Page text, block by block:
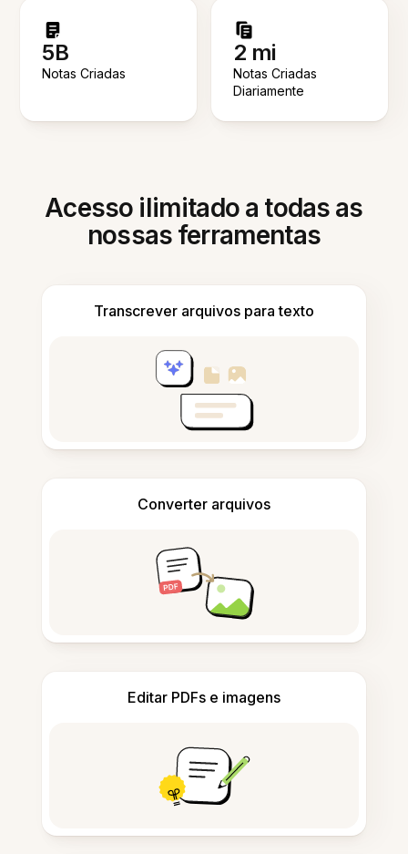
5B
Notas Criadas
2 mi
Notas Criadas
Diariamente
Acesso ilimitado a todas as
nossas ferramentas
Transcrever arquivos para texto
Converter arquivos
Editar PDFs e imagens